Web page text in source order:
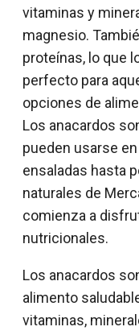
vitaminas y
magnesio.
proteínas, lo que
perfecto para
opciones de
Los anacardos
pueden usarse
ensaladas hasta
naturales de
comienza a
nutricionales.
Los anacardos
alimento
vitaminas,